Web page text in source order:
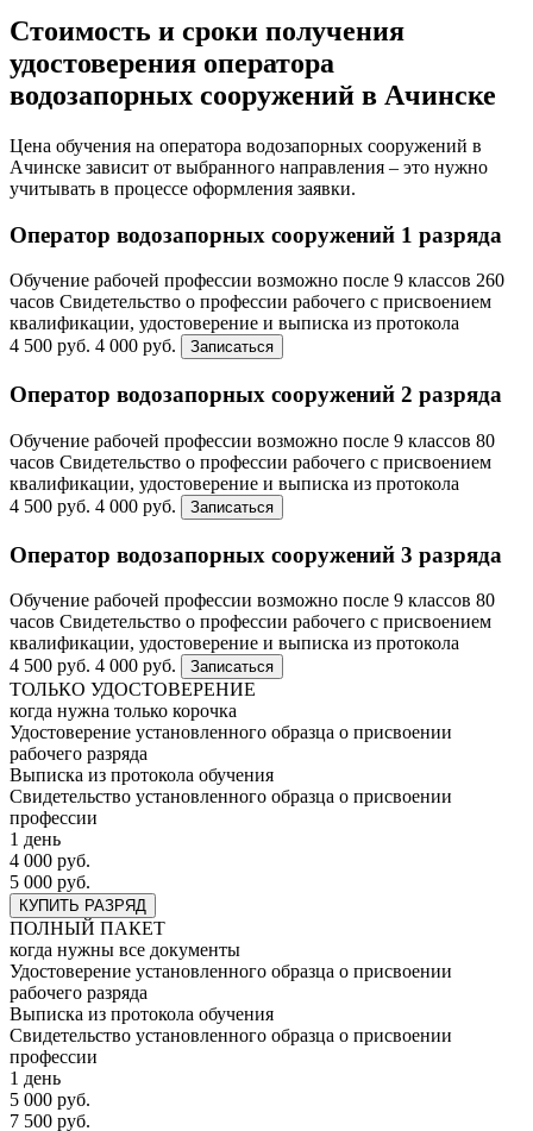
Стоимость и сроки получения
удостоверения оператора
водозапорных сооружений в Ачинске
Цена обучения на оператора водозапорных сооружений в
Ачинске зависит от выбранного направления – это нужно
учитывать в процессе оформления заявки.
Оператор водозапорных сооружений 1 разряда
Обучение рабочей профессии возможно после 9 классов 260
часов Свидетельство о профессии рабочего с присвоением
квалификации, удостоверение и выписка из протокола
4 500 руб. 4 000 руб. Записаться
Оператор водозапорных сооружений 2 разряда
Обучение рабочей профессии возможно после 9 классов 80
часов Свидетельство о профессии рабочего с присвоением
квалификации, удостоверение и выписка из протокола
4 500 руб. 4 000 руб. Записаться
Оператор водозапорных сооружений 3 разряда
Обучение рабочей профессии возможно после 9 классов 80
часов Свидетельство о профессии рабочего с присвоением
квалификации, удостоверение и выписка из протокола
4 500 руб. 4 000 руб. Записаться
ТОЛЬКО УДОСТОВЕРЕНИЕ
когда нужна только корочка
Удостоверение установленного образца о присвоении
рабочего разряда
Выписка из протокола обучения
Свидетельство установленного образца о присвоении
профессии
1 день
4 000 руб.
5 000 руб.
КУПИТЬ РАЗРЯД
ПОЛНЫЙ ПАКЕТ
когда нужны все документы
Удостоверение установленного образца о присвоении
рабочего разряда
Выписка из протокола обучения
Свидетельство установленного образца о присвоении
профессии
1 день
5 000 руб.
7 500 руб.